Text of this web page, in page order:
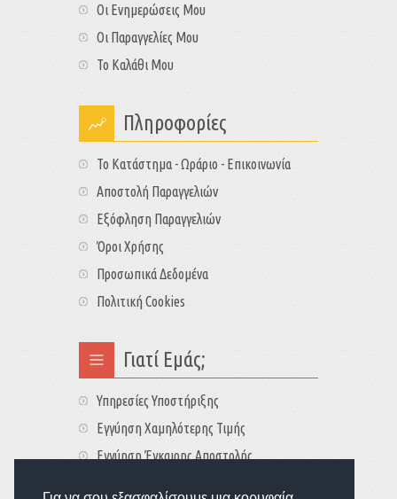
Οι Ενημερώσεις Μου
Οι Παραγγελίες Μου
Το Καλάθι Μου
Πληροφορίες
Το Κατάστημα - Ωράριο - Επικοινωνία
Αποστολή Παραγγελιών
Εξόφληση Παραγγελιών
Όροι Χρήσης
Προσωπικά Δεδομένα
Πολιτική Cookies
Γιατί Εμάς;
Υπηρεσίες Υποστήριξης
Εγγύηση Χαμηλότερης Τιμής
Εγγύηση Έγκαιρης Αποστολής